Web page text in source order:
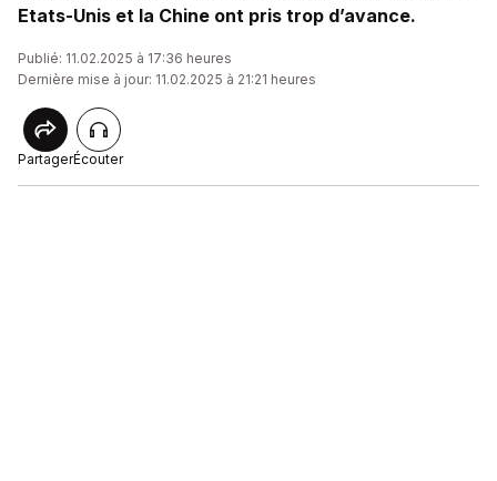
Etats-Unis et la Chine ont pris trop d’avance.
Publié: 11.02.2025 à 17:36 heures
Dernière mise à jour: 11.02.2025 à 21:21 heures
PartagerÉcouter